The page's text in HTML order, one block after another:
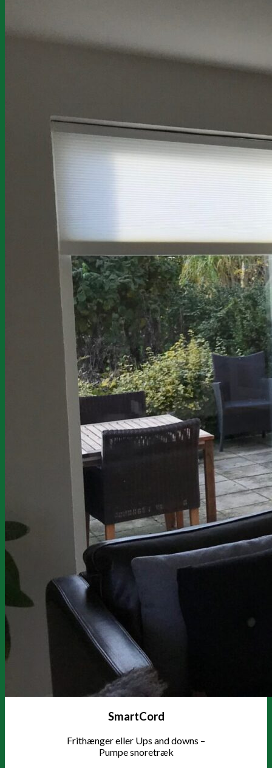
SmartCord
Frithænger eller Ups and downs –
Pumpe snoretræk